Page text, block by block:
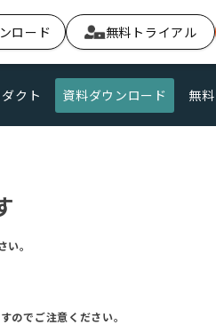
ロード 無料トライアル
クト 資料ダウンロード 無
。
のでご注意ください。